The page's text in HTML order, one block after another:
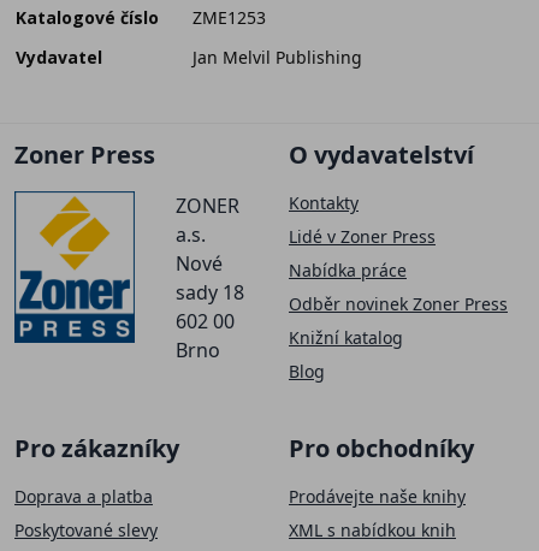
Katalogové číslo
ZME1253
Vydavatel
Jan Melvil Publishing
Zoner Press
ZONER
a.s.
Nové
sady 18
602 00
Brno
O vydavatelství
Kontakty
Lidé v Zoner Press
Nabídka práce
Odběr novinek Zoner Press
Knižní katalog
Blog
Pro zákazníky
Doprava a platba
Poskytované slevy
Pro obchodníky
Prodávejte naše knihy
XML s nabídkou knih